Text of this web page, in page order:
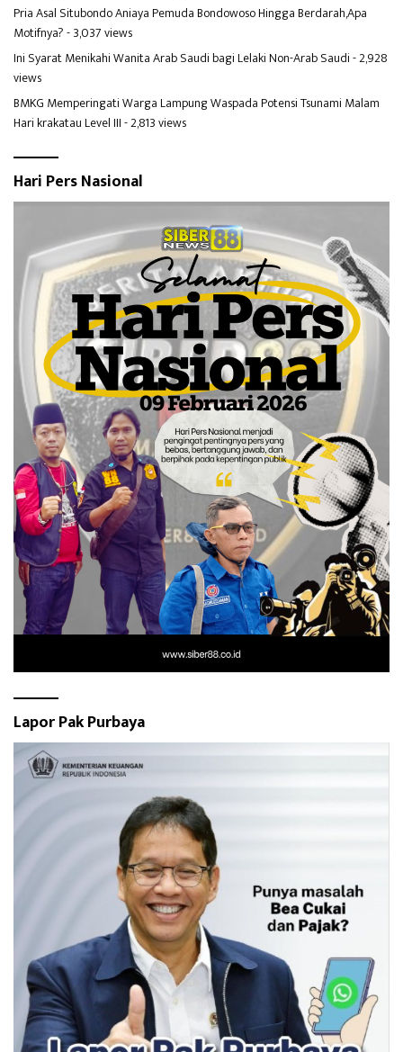
Pria Asal Situbondo Aniaya Pemuda Bondowoso Hingga Berdarah,Apa
Motifnya?- 3,037 views
Ini Syarat Menikahi Wanita Arab Saudi bagi Lelaki Non-Arab Saudi- 2,928
views
BMKG Memperingati Warga Lampung Waspada Potensi Tsunami Malam
Hari krakatau Level III- 2,813 views
Hari Pers Nasional
Lapor Pak Purbaya